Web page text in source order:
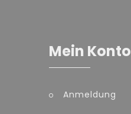
Mein Konto
Anmeldung